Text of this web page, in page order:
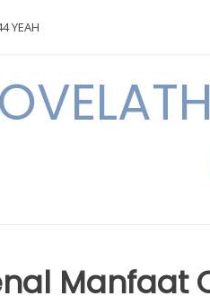
YEAH
Manfaat